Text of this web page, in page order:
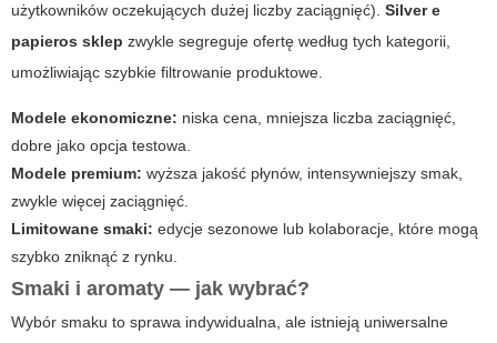
użytkowników oczekujących dużej liczby zaciągnięć). Silver e
papieros sklep zwykle segreguje ofertę według tych kategorii,
umożliwiając szybkie filtrowanie produktowe.
Modele ekonomiczne: niska cena, mniejsza liczba zaciągnięć,
dobre jako opcja testowa.
Modele premium: wyższa jakość płynów, intensywniejszy smak,
zwykle więcej zaciągnięć.
Limitowane smaki: edycje sezonowe lub kolaboracje, które mogą
szybko zniknąć z rynku.
Smaki i aromaty — jak wybrać?
Wybór smaku to sprawa indywidualna, ale istnieją uniwersalne